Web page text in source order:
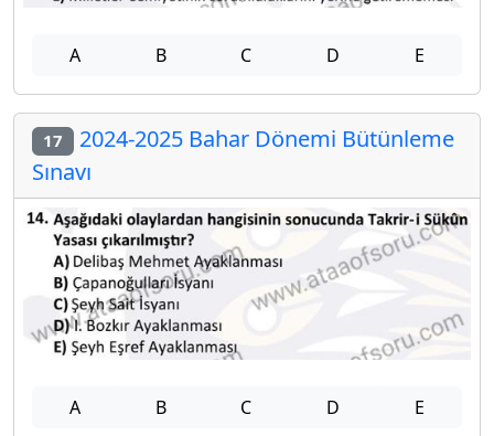
A B C D E
17 2024-2025 Bahar Dönemi Bütünleme
Sınavı
A B C D E